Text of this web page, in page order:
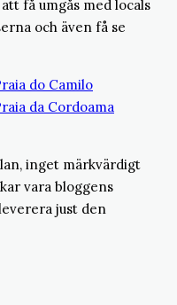
få umgås med locals
och även få se
inget märkvärdigt
vara bloggens
just den